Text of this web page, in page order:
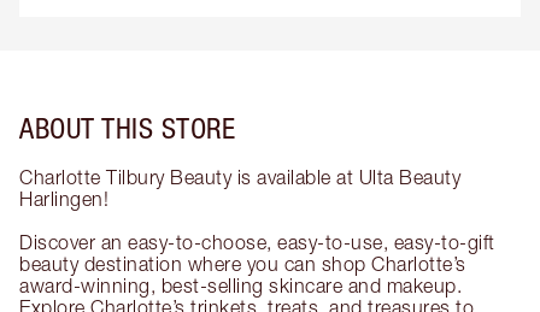
ABOUT THIS STORE
Charlotte Tilbury Beauty is available at Ulta Beauty
Harlingen!
Discover an easy-to-choose, easy-to-use, easy-to-gift
beauty destination where you can shop Charlotte’s
award-winning, best-selling skincare and makeup.